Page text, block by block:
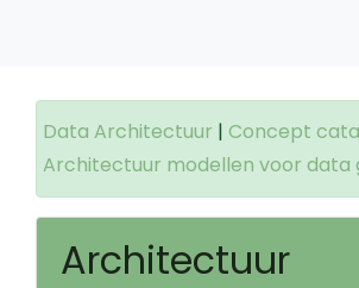
Data Architectuur | Concept
Architectuur modellen voor data
Architectuur